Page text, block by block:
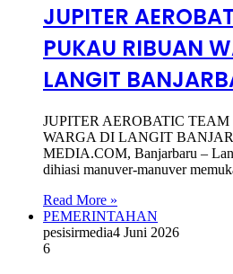
JUPITER
PUKAU RIBUAN
LANGIT
JUPITER AEROBATIC
WARGA DI LANGIT
MEDIA.COM, Banjarbaru –
dihiasi manuver-manuver
Read More »
PEMERINTAHAN
pesisirmedia4 Juni 2026
6